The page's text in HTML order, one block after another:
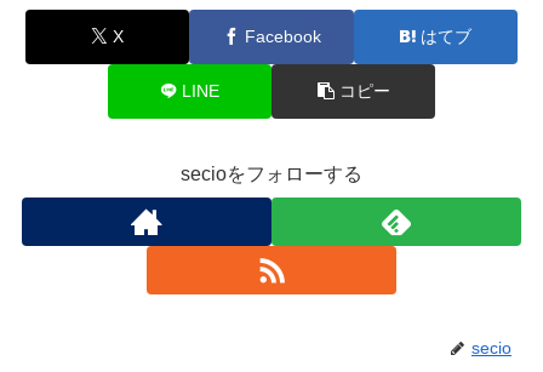
X Facebook はてブ
LINE コピー
secioをフォローする
secio